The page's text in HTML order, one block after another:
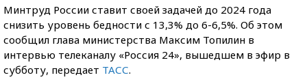
Минтруд России ставит своей задачей до 2024 года
снизить уровень бедности с 13,3% до 6-6,5%. Об этом
сообщил глава министерства Максим Топилин в
интервью телеканалу «Россия 24», вышедшем в эфир в
субботу, передает ТАСС.